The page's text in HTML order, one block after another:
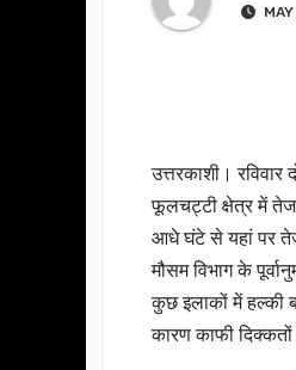
उत्तरकाशी।
फूलचट्टी क्षेत्र में तेज
आधे घंटे से यहां पर तेज
मौसम विभाग के
कुछ इलाकों में हल्की
कारण काफी दिक्कतों